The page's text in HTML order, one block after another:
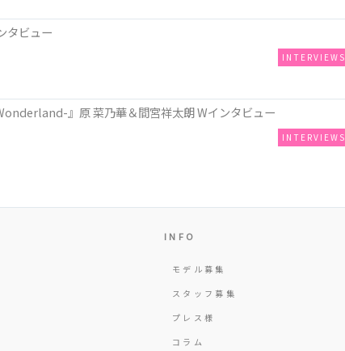
タビュー
INTERVIEWS
』原 菜乃華＆間宮祥太朗 Wインタビュー
INTERVIEWS
INFO
モデル募集
スタッフ募集
プレス様
コラム